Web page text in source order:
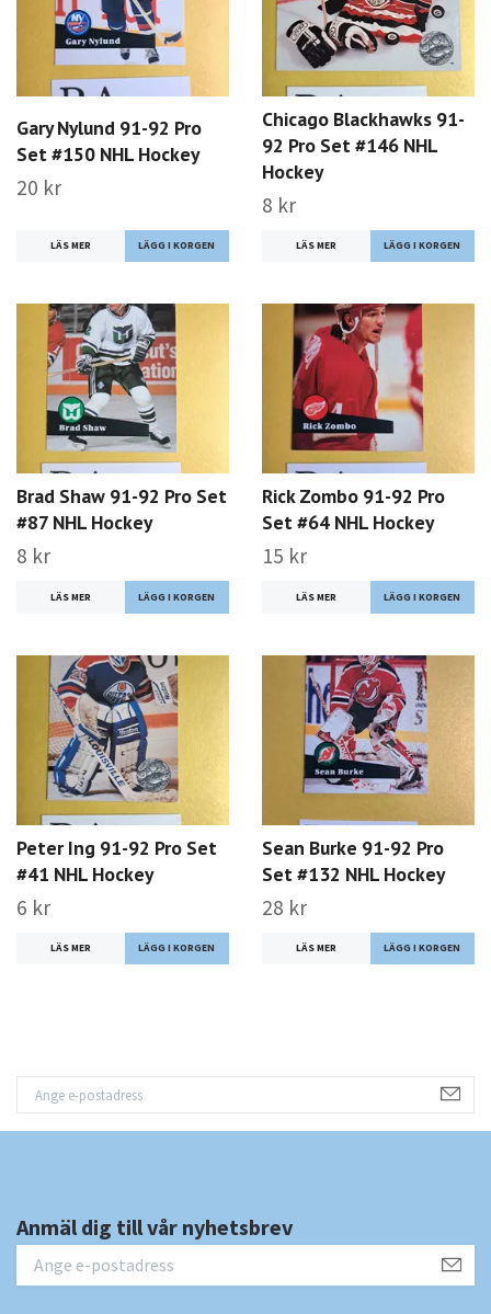
Gary Nylund 91-92 Pro
Set #150 NHL Hockey
20 kr
LÄS MER
Chicago Blackhawks 91-
92 Pro Set #146 NHL
Hockey
8 kr
LÄS MER
Brad Shaw 91-92 Pro Set
#87 NHL Hockey
8 kr
LÄS MER
Rick Zombo 91-92 Pro
Set #64 NHL Hockey
15 kr
LÄS MER
Peter Ing 91-92 Pro Set
#41 NHL Hockey
6 kr
LÄS MER
Sean Burke 91-92 Pro
Set #132 NHL Hockey
28 kr
LÄS MER
Anmäl dig till vår nyhetsbrev